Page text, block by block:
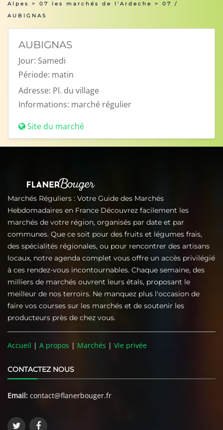
Alpes
> 07 les marchés de l'Ardeche
> 07 /
AUBIGNAS
AUBIGNAS
Jour: Samedi
Période: matin
Adresse: Pl. du village
Informations: marché régulier
Site du marché
Marchés Réguliers : Votre Guide des Marchés
Hebdomadaires en France Découvrez facilement les
marchés de votre région, organisés par date et par
communes. Que ce soit pour des fruits et légumes frais,
des spécialités régionales, ou pour rencontrer des artisans
locaux, notre agenda complet vous offre un accès privilégié
à ces rendez-vous incontournables. Chaque semaine, des
milliers de marchés ouvrent leurs étals, proposant le
meilleur de nos terroirs. Ne manquez plus l'occasion de
faire vos courses sur les marchés et de soutenir les
producteurs près de chez vous.
Accueil | A propos | Marchés | Vie privée
CONTACTEZ NOUS
Email: contact@flanerbouger.fr